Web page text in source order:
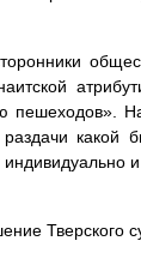
пешеходов».
Тверского